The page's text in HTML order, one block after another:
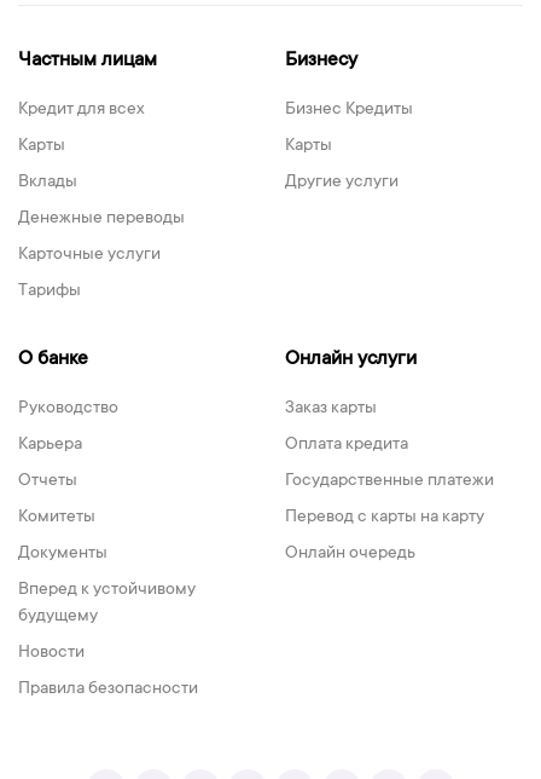
Частным лицам
Кредит для всех
Карты
Вклады
Денежные переводы
Карточные услуги
Тарифы
Бизнесу
Бизнес Кредиты
Карты
Другие услуги
О банке
Руководство
Карьера
Отчеты
Комитеты
Документы
Вперед к устойчивому
будущему
Новости
Правила безопасности
Онлайн услуги
Заказ карты
Оплата кредита
Государственные платежи
Перевод с карты на карту
Онлайн очередь